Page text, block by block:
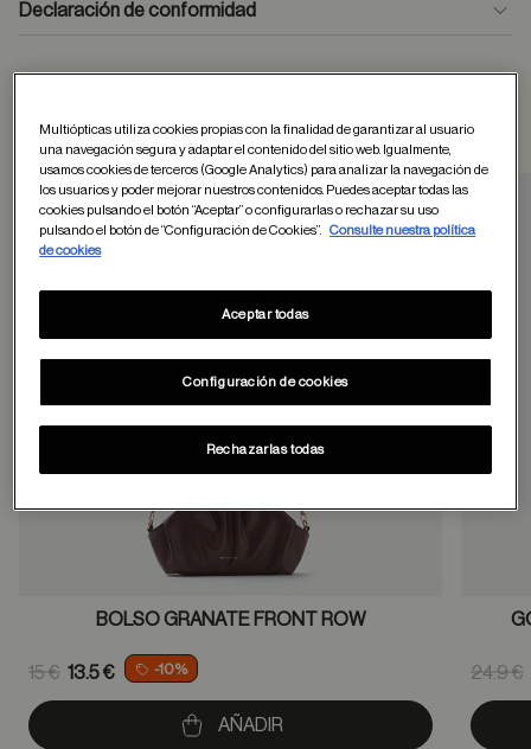
Declaración de conformidad
Otros usuarios tambien han comprado
Guardar en
BOLSO GRANATE FRONT ROW
Price reduced from
15 €
to
13.5 € -10%
AÑADIR
24.9 €
to
Multiópticas utiliza cookies propias con la finalidad de garantizar al usuario
una navegación segura y adaptar el contenido del sitio web. Igualmente,
usamos cookies de terceros (Google Analytics) para analizar la navegación de
los usuarios y poder mejorar nuestros contenidos. Puedes aceptar todas las
cookies pulsando el botón “Aceptar” o configurarlas o rechazar su uso
pulsando el botón de “Configuración de Cookies”.
Consulte nuestra política
de cookies
Configuración de cookies
Rechazarlas todas
Aceptar todas